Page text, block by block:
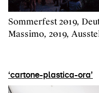
Sommerfest 2019,
Massimo, 2019,
‘cartone-plastica-ora’